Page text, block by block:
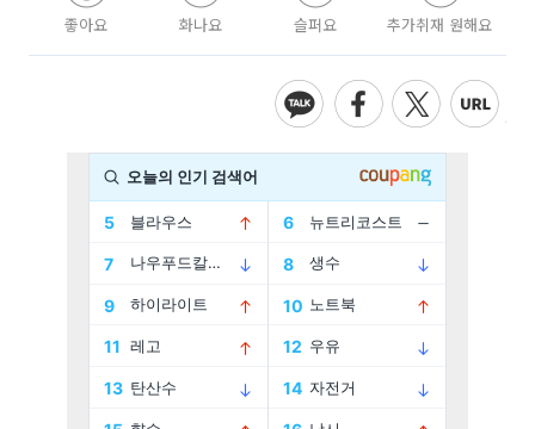
좋아요 화나요 슬퍼요 추가취재 원해요